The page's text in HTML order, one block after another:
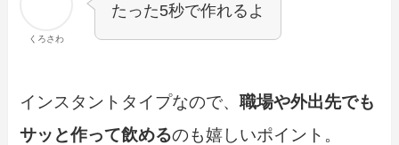
くろさわ
たった5秒で作れるよ
インスタントタイプなので、職場や外出先でも
サッと作って飲めるのも嬉しいポイント。